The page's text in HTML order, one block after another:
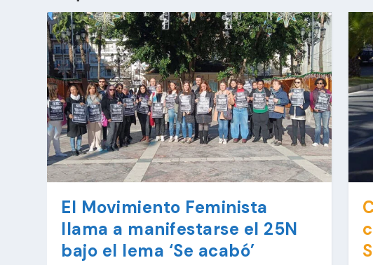
El Movimiento Feminista
llama a manifestarse el 25N
bajo el lema ‘Se acabó’